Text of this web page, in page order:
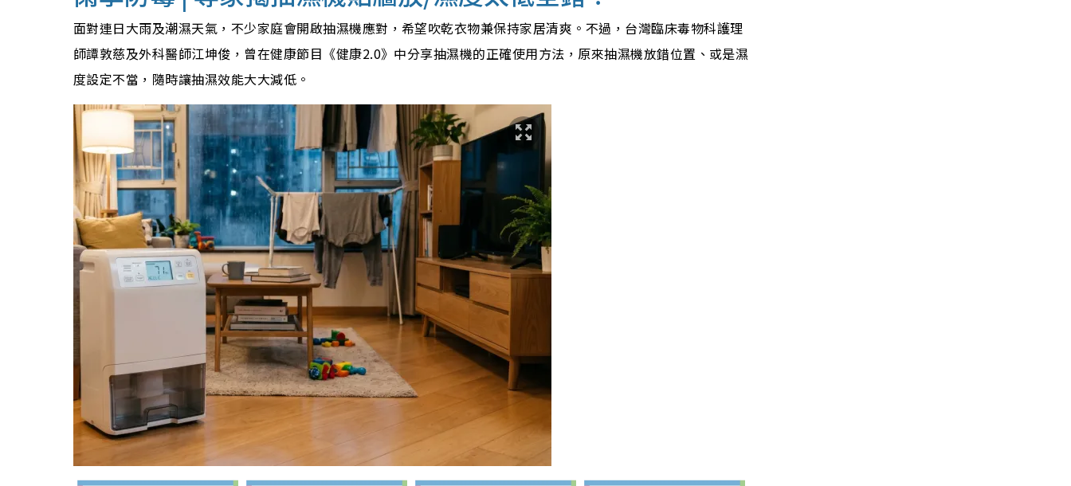
面對連日大雨及潮濕天氣，不少家庭會開啟抽濕機應對，希望吹乾衣物兼保持家居清爽。不過，台灣臨床毒物科護理
師譚敦慈及外科醫師江坤俊，曾在健康節目《健康2.0》中分享抽濕機的正確使用方法，原來抽濕機放錯位置、或是濕
度設定不當，隨時讓抽濕效能大大減低。